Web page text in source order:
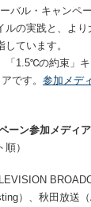
バル・キャンペ
ルの実践と、よ
ています。
「1.5℃の約束」
です。 参加メデ
ーン参加メディ
）
）、秋田放送